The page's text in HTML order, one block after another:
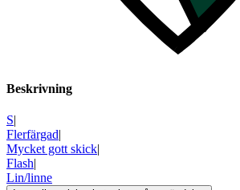
Beskrivning
S|
Flerfärgad|
Mycket gott skick|
Flash|
Lin/linne